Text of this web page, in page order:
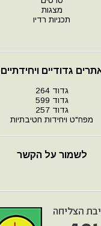
מצגות
תכניות רדיו
גדודיים ויחידתיים
גדוד 264
גדוד 599
גדוד 257
מפח"ט ויחידות חטיבתיות
לשמור על הקשר